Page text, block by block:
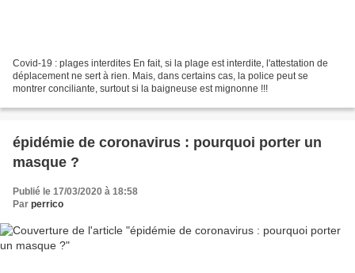
Covid-19 : plages interdites En fait, si la plage est interdite, l'attestation de
déplacement ne sert à rien. Mais, dans certains cas, la police peut se
montrer conciliante, surtout si la baigneuse est mignonne !!!
épidémie de coronavirus : pourquoi porter un
masque ?
Publié le 17/03/2020 à 18:58
Par perrico